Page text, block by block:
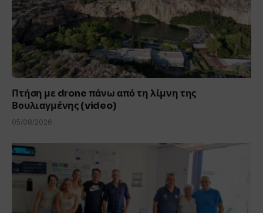
Πτήση με drone πάνω από τη λίμνη της
Βουλιαγμένης (video)
05/08/2026